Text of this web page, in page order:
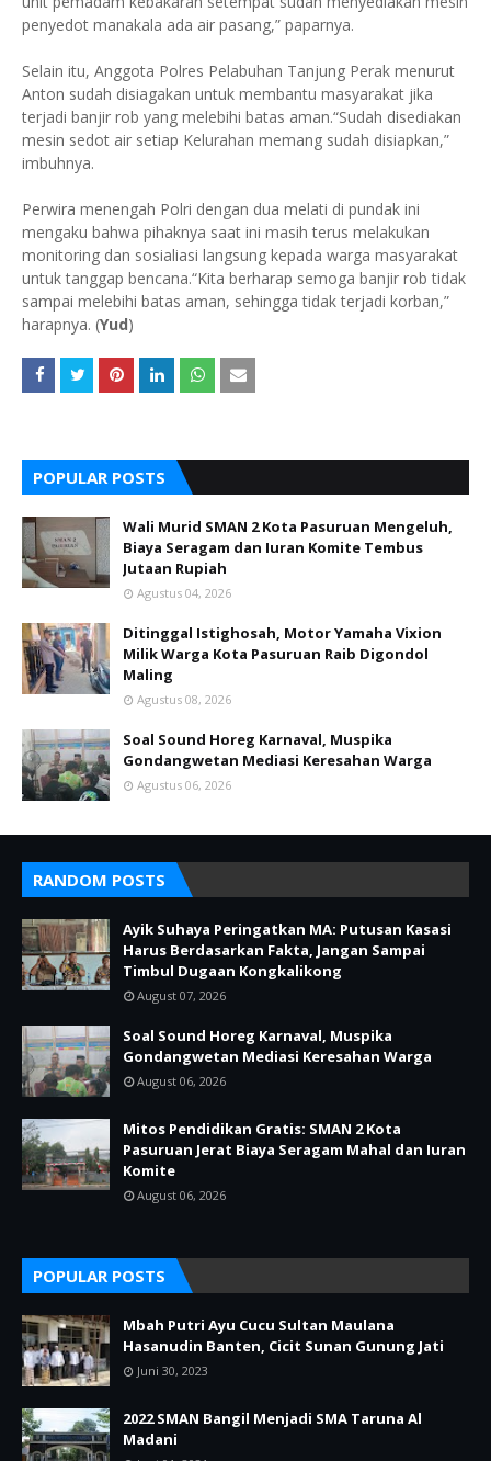
penyedot manakala ada air pasang,” paparnya.
Selain itu, Anggota Polres Pelabuhan Tanjung Perak menurut
Anton sudah disiagakan untuk membantu masyarakat jika
terjadi banjir rob yang melebihi batas aman.“Sudah disediakan
mesin sedot air setiap Kelurahan memang sudah disiapkan,”
imbuhnya.
Perwira menengah Polri dengan dua melati di pundak ini
mengaku bahwa pihaknya saat ini masih terus melakukan
monitoring dan sosialiasi langsung kepada warga masyarakat
untuk tanggap bencana.“Kita berharap semoga banjir rob tidak
sampai melebihi batas aman, sehingga tidak terjadi korban,”
harapnya. (Yud)
POPULAR POSTS
Wali Murid SMAN 2 Kota Pasuruan Mengeluh,
Biaya Seragam dan Iuran Komite Tembus
Jutaan Rupiah
Agustus 04, 2026
Ditinggal Istighosah, Motor Yamaha Vixion
Milik Warga Kota Pasuruan Raib Digondol
Maling
Agustus 08, 2026
Soal Sound Horeg Karnaval, Muspika
Gondangwetan Mediasi Keresahan Warga
Agustus 06, 2026
RANDOM POSTS
Ayik Suhaya Peringatkan MA: Putusan Kasasi
Harus Berdasarkan Fakta, Jangan Sampai
Timbul Dugaan Kongkalikong
August 07, 2026
Soal Sound Horeg Karnaval, Muspika
Gondangwetan Mediasi Keresahan Warga
August 06, 2026
Mitos Pendidikan Gratis: SMAN 2 Kota
Pasuruan Jerat Biaya Seragam Mahal dan Iuran
Komite
August 06, 2026
POPULAR POSTS
Mbah Putri Ayu Cucu Sultan Maulana
Hasanudin Banten, Cicit Sunan Gunung Jati
Juni 30, 2023
2022 SMAN Bangil Menjadi SMA Taruna Al
Madani